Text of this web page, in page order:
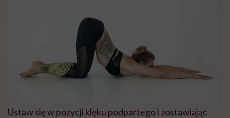
Ustaw się w pozycji klęku podpartego i zostawiając